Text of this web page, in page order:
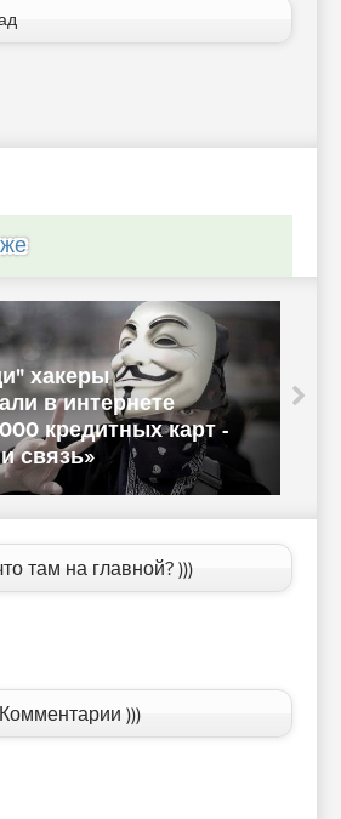
с Россией
доступ к
США - «Интернет»
там на главной? )))
Комментарии )))